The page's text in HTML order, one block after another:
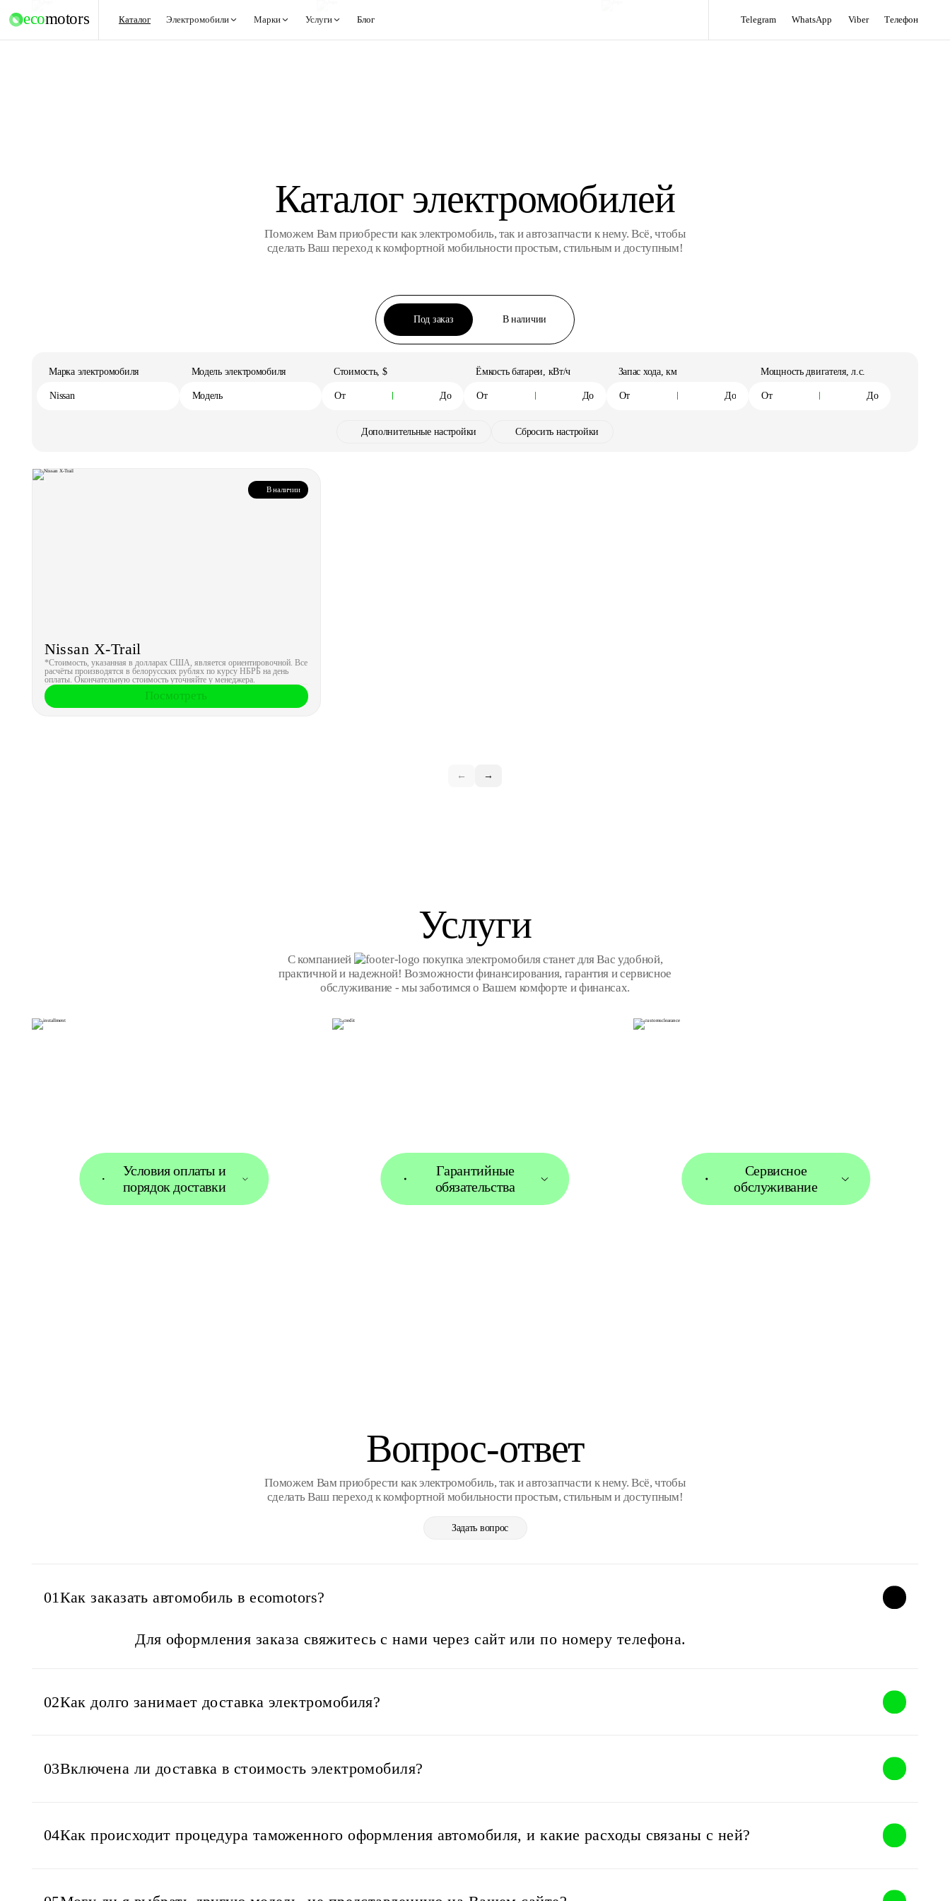
ecomotors Каталог Электромобили Марки Услуги Блог Telegram WhatsApp Viber Телефон
Каталог электромобилей
Поможем Вам приобрести как электромобиль, так и автозапчасти к нему. Всё, чтобы
сделать Ваш переход к комфортной мобильности простым, стильным и доступным!
Под заказ В наличии
Марка электромобиля
Nissan
Модель электромобиля
Модель
Стоимость, $ Ёмкость батареи, кВт/ч Запас хода, км Мощность двигателя, л.с.
Дополнительные настройки Сбросить настройки
В наличии
Nissan X-Trail
*Стоимость, указанная в долларах США, является ориентировочной. Все
расчёты производятся в белорусских рублях по курсу НБРБ на день
оплаты. Окончательную стоимость уточняйте у менеджера.
Посмотреть
← →
Услуги
С компанией
покупка электромобиля станет для Вас удобной,
практичной и надежной! Возможности финансирования, гарантия и сервисное
обслуживание - мы заботимся о Вашем комфорте и финансах.
Условия оплаты и
порядок доставки
Гарантийные
обязательства
Сервисное
обслуживание
Вопрос-ответ
Поможем Вам приобрести как электромобиль, так и автозапчасти к нему. Всё, чтобы
сделать Ваш переход к комфортной мобильности простым, стильным и доступным!
Задать вопрос
01 Как заказать автомобиль в ecomotors?
Для оформления заказа свяжитесь с нами через сайт или по номеру телефона.
02Как долго занимает доставка электромобиля?
03Включена ли доставка в стоимость электромобиля?
04Как происходит процедура таможенного оформления автомобиля, и какие расходы связаны с ней?